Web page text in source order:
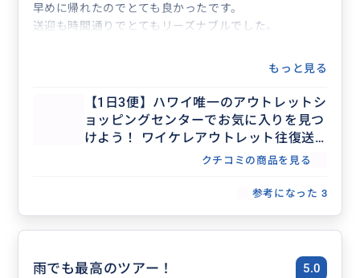
早めに帰れたのでとても良かったです。
送迎も時間通りでとてもリーズナブルでした。
もっと見る
【1日3便】ハワイ唯一のアウトレットシ
ョッピングセンターでお気に入りを見つ
けよう！ ワイケレアウトレット往復送
クチコミの商品を見る
参考になった 3
雨でも最高のツアー！ 5.0